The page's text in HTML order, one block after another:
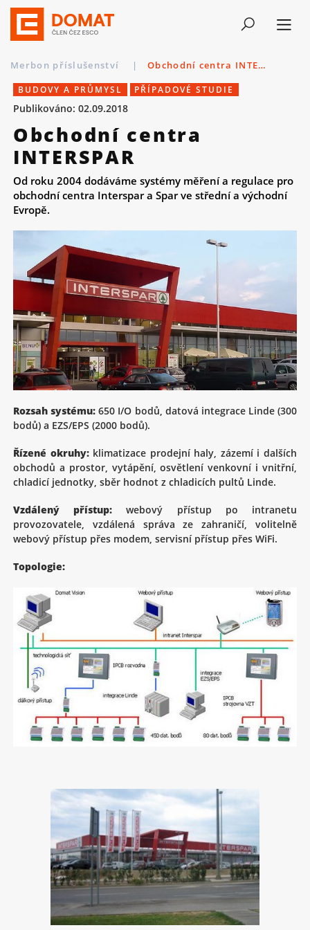
Merbon příslušenství | Obchodní centra INTERSPAR
BUDOVY A PRŮMYSL PŘÍPADOVÉ STUDIE
Publikováno: 02.09.2018
Obchodní centra
INTERSPAR
Od roku 2004 dodáváme systémy měření a regulace pro
obchodní centra Interspar a Spar ve střední a východní
Evropě.
Rozsah systému: 650 I/O bodů, datová integrace Linde (300
bodů) a EZS/EPS (2000 bodů).
Řízené okruhy:klimatizace prodejní haly, zázemí i dalších
obchodů a prostor, vytápění, osvětlení venkovní i vnitřní,
chladicí jednotky, sběr hodnot z chladicích pultů Linde.
Vzdálený přístup:webový přístup po intranetu
provozovatele, vzdálená správa ze zahraničí, volitelně
webový přístup přes modem, servisní přístup přes WiFi.
Topologie: